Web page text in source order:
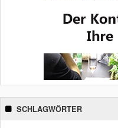
SCHLAGWÖRTER